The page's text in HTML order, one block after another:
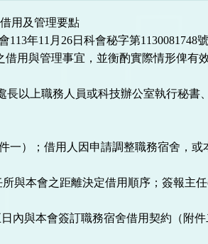
用及管理要點
113年11 月 26日科會秘字第1130081748
借用與管理事宜，並衡酌實際情形俾有
長以上職務人員或科技辦公室執行秘書
一）；借用人因申請調整職務宿舍，或
與本會之距離決定借用順序；簽報主
內與本會簽訂職務宿舍借用契約（附件